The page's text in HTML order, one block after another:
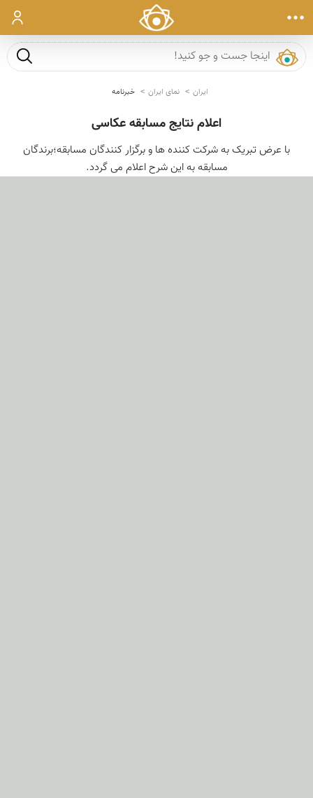
ورود
جست و
ایران نمای ایران خبرنامه
اعلام نتایج مسابقه عکاسی
با عرض تبریک به شرکت کننده ها و برگزار کنندگان مسابقه؛برندگان
مسابقه به این شرح اعلام می گردد.